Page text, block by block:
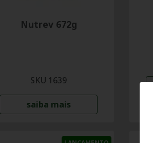
Nutrev 672g
SKU 1639
saiba mais